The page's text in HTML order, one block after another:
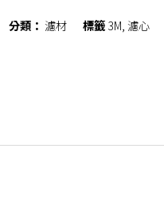
分類： 濾材 標籤3M 濾心